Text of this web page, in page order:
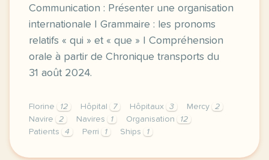
Communication : Présenter une organisation
internationale | Grammaire : les pronoms
relatifs « qui » et « que » | Compréhension
orale à partir de Chronique transports du
31 août 2024.
Florine 12 Hôpital 7 Hôpitaux 3 Mercy
2
Navire
2 Navires 1 Organisation
12
Patients
4 Perri 1 Ships 1
exercice b1 relations internationales presenter